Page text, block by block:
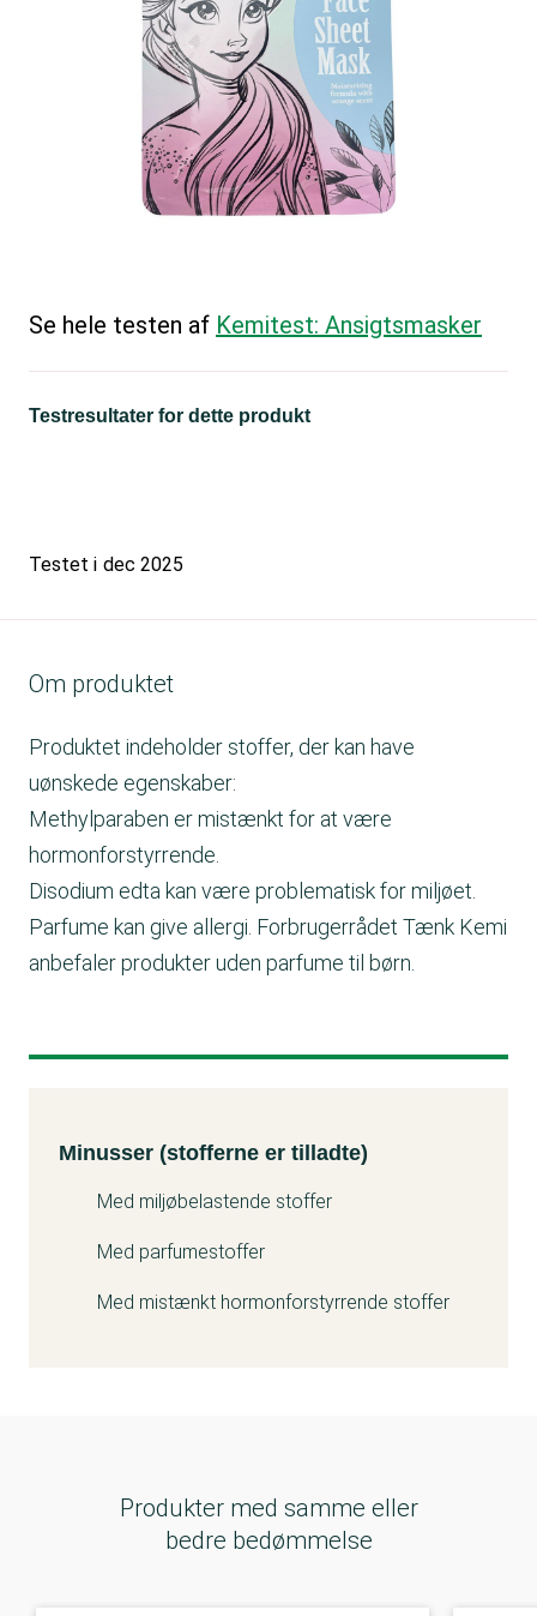
Se hele testen af Kemitest: Ansigtsmasker
Testresultater for dette produkt
Testet i dec 2025
Om produktet
Produktet indeholder stoffer, der kan have
uønskede egenskaber:
Methylparaben er mistænkt for at være
hormonforstyrrende.
Disodium edta kan være problematisk for miljøet.
Parfume kan give allergi. Forbrugerrådet Tænk Kemi
anbefaler produkter uden parfume til børn.
Minusser (stofferne er tilladte)
Med miljøbelastende stoffer
Med parfumestoffer
Med mistænkt hormonforstyrrende stoffer
Produkter med samme eller
bedre bedømmelse